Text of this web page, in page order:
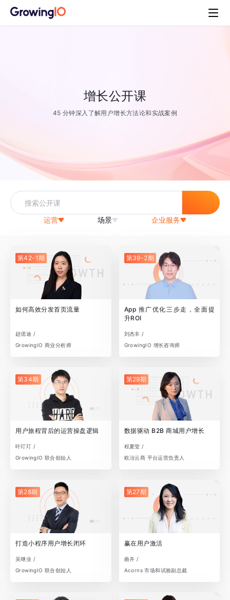
增长公开课
45 分钟深入了解用户增长方法论和实战案例
运营 场景 企业服务
第42-1期
如何高效分发首页流量
赵偲迪 /
GrowingIO 商业分析师
第39-2期
App 推广优化三步走，全面提
升ROI
刘杰丰 /
GrowingIO 增长咨询师
第34期
用户旅程背后的运营操盘逻辑
叶玎玎 /
GrowingIO 联合创始人
第29期
数据驱动 B2B 商城用户增长
程夏莹 /
欧冶云商 平台运营负责人
第28期
打造小程序用户增长闭环
吴继业 /
GrowingIO 联合创始人
第27期
赢在用户激活
曲卉 /
Acorns 市场和试验副总裁